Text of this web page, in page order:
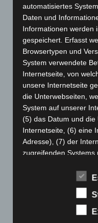
April 2024(102)
März 2024(103)
Februar 2024 (103)
Januar 2024(111)
Dezember 2023(130)
November 2023(130)
Oktober 2023(114)
September 2023
(133)
August 2023(134)
Juli 2023(118)
automatisiertes
Daten und
Informationen werden
gespeichert. Erfasst
Browsertypen und
System verwendete
Internetseite, von
unsere Internetseite
die Unterwebseiten,
System auf unserer
(5) das Datum und
Internetseite, (6) eine
Adresse), (7) der
zugreifenden Systems
Angriffen auf unsere
Systeme dienen.
Bei der Nutzung
Informationen ziehen